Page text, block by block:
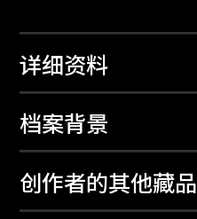
详细资料
档案背景
创作者的其他藏品